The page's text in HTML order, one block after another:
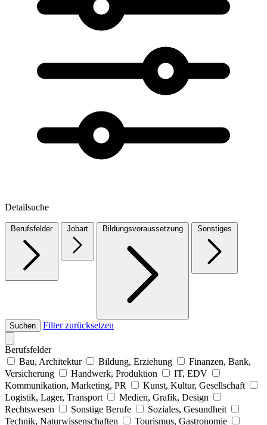
Detailsuche
Berufsfelder Jobart Bildungsvoraussetzung Sonstiges
Suchen Filter zurücksetzen
Berufsfelder
Bau, Architektur
Bildung, Erziehung
Finanzen, Bank,
Versicherung
Handwerk, Produktion
IT, EDV
Kommunikation, Marketing, PR
Kunst, Kultur, Gesellschaft
Logistik, Lager, Transport
Medien, Grafik, Design
Rechtswesen
Sonstige Berufe
Soziales, Gesundheit
Technik, Naturwissenschaften
Tourismus, Gastronomie